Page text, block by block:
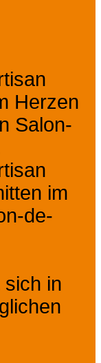
Herzen
Salon-
im
de-
sich in